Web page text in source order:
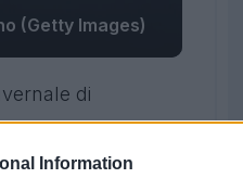
Information
(Getty Images)
di
e per questo il